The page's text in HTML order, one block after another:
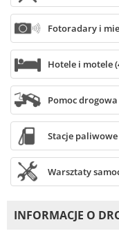
Fotoradary i
Hotele i motele
Pomoc drogowa
Stacje paliwowe
Warsztaty
INFORMACJE O